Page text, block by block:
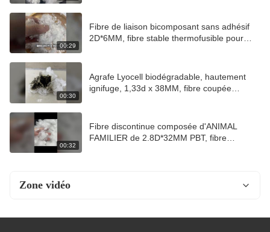
00:29
Fibre de liaison bicomposant sans adhésif
2D*6MM, fibre stable thermofusible pour
00:30
Agrafe Lyocell biodégradable, hautement
ignifuge, 1,33d x 38MM, fibre coupée
00:32
Fibre discontinue composée d'ANIMAL
FAMILIER de 2.8D*32MM PBT, fibre
Zone vidéo
Accueil Vidéo